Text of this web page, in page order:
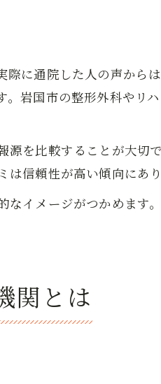
に通院した人の声から
岩国市の整形外科やリ
を比較することが大切
信頼性が高い傾向にあり
イメージがつかめます
関とは